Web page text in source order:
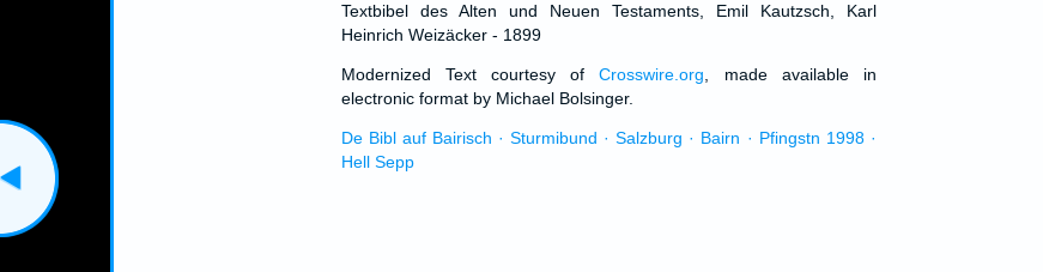
Textbibel des Alten und Neuen Testaments, Emil Kautzsch, Karl
Heinrich Weizäcker - 1899
Modernized Text courtesy ofCrosswire.org , made available in
electronic format by Michael Bolsinger.
De Bibl auf Bairisch · Sturmibund · Salzburg · Bairn · Pfingstn 1998 ·
Hell Sepp